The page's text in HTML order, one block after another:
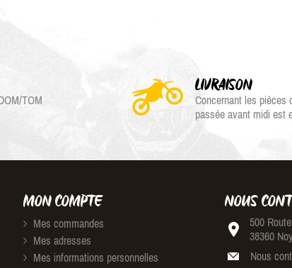
TOM
LIVRAISON
Concernant les pièces
passée avant midi est
MON COMPTE
Mes commandes
Mes adresses
Mes informations personnelles
NOUS
500
38360
Nous